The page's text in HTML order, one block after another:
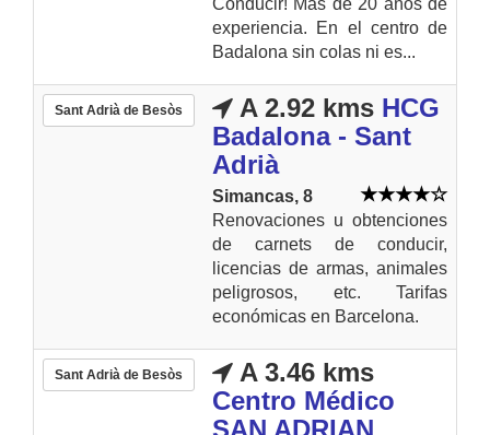
experiencia. En el centro de
Badalona sin colas ni es...
Sant Adrià de Besòs A 2.92 kms HCG
Badalona - Sant
Adrià
Simancas, 8
Renovaciones u obtenciones
de carnets de conducir,
licencias de armas, animales
peligrosos, etc. Tarifas
económicas en Barcelona.
Sant Adrià de Besòs
A 3.46 kms
Centro Médico
SAN ADRIAN